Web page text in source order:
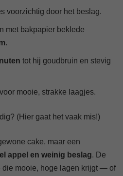
voorzichtig door het beslag.
met bakpapier beklede
.
tot hij goudbruin en stevig
mooie, strakke laagjes.
(Hier gaat het vaak mis!)
cake, maar een
appel en weinig beslag. De
die mooie, hoge lagen krijgt — of